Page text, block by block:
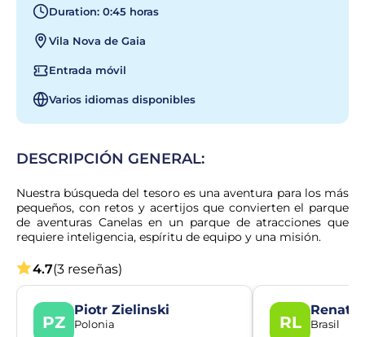
Duration: 0:45 horas
Vila Nova de Gaia
Entrada móvil
Varios idiomas disponibles
DESCRIPCIÓN GENERAL:
Nuestra búsqueda del tesoro es una aventura para los más
pequeños, con retos y acertijos que convierten el parque
de aventuras Canelas en un parque de atracciones que
requiere inteligencia, espíritu de equipo y una misión.
4.7(3 reseñas)
PZ
Piotr Zielinski
Polonia RL
Renato
Brasil